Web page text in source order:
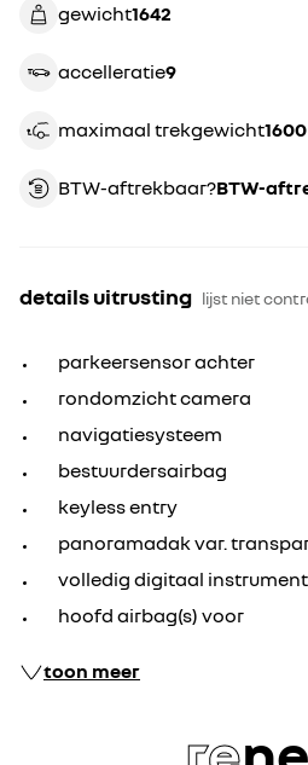
gewicht 1642
accelleratie9
maximaal trekgewicht 1600
BTW-aftrekbaar? BTW-
details uitrusting lijst niet
parkeersensor achter
rondomzicht camera
navigatiesysteem
bestuurdersairbag
keyless entry
panoramadak var.
volledig digitaal
hoofd airbag(s) voor
toon meer